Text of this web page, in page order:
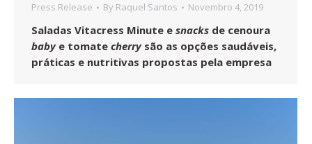
Press Release By Raquel Santos Novembro 4, 2019
Saladas Vitacress Minute e snacks de cenoura
babye tomate cherrysão as opções saudáveis,
práticas e nutritivas propostas pela empresa